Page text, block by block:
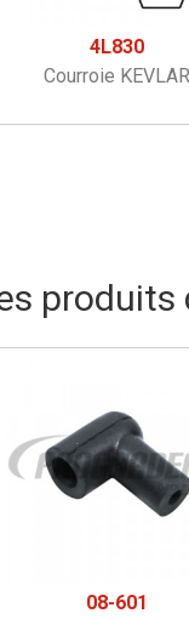
4L830
Courroie KEVLAR
produits
08-601